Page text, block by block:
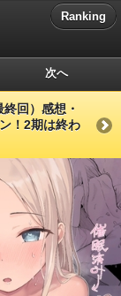
Ranking
次へ
回）感想・
！2期は終わ